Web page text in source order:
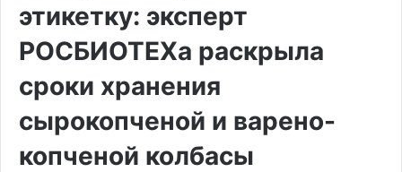
этикетку: эксперт
РОСБИОТЕХа раскрыла
сроки хранения
сырокопченой и варено-
копченой колбасы